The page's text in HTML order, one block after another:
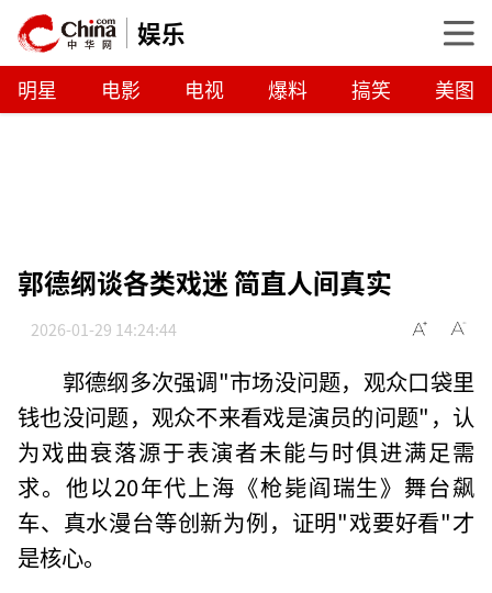
娱乐
明星 电影 电视 爆料 搞笑 美图
郭德纲谈各类戏迷 简直人间真实
2026-01-29 14:24:44
郭德纲多次强调"市场没问题，观众口袋里
钱也没问题，观众不来看戏是演员的问题"，认
为戏曲衰落源于表演者未能与时俱进满足需
求。他以20年代上海《枪毙阎瑞生》舞台飙
车、真水漫台等创新为例，证明"戏要好看"才
是核心。